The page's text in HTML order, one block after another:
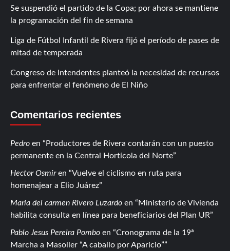
Se suspendió el partido de la Copa; por ahora se mantiene
la programación del fin de semana
Liga de Fútbol Infantil de Rivera fijó el período de pases de
mitad de temporada
Congreso de Intendentes planteó la necesidad de recursos
para enfrentar el fenómeno de El Niño
Comentarios recientes
Pedro en
Productores de Rivera contarán con un puesto
permanente en la Central Hortícola del Norte
Hector Osmiren
Vuelve el ciclismo en ruta para
homenajear a Elio Juárez
Maria del carmen Rivero Luzardo en
Ministerio de Vivienda
habilita consulta en línea para beneficiarios del Plan UR
Pablo Jesus Pereira Pombo en
Cronograma de la 19ª
Marcha a Masoller “A caballo por Aparicio”